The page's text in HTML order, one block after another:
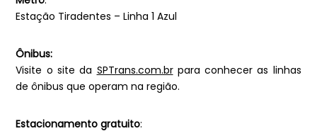
Estação Tiradentes – Linha 1 Azul
Ônibus:
Visite o site da SPTrans.com.brpara conhecer as linhas
de ônibus que operam na região.
Estacionamento gratuito: